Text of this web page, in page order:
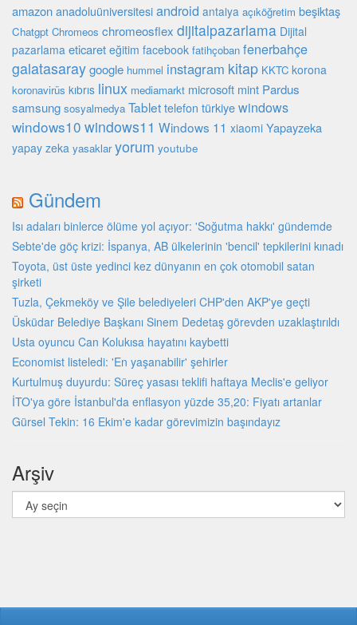
amazonanadoluüniversitesiandroid antalya açıköğretim beşiktaş
Chatgpt Chromeos chromeosflex dijitalpazarlama Dijital
pazarlama eticaret eğitim facebook fatihçoban fenerbahçe
galatasaraygoogle hummel instagram kitap KKTC korona
koronavirüs kıbrıs linux mediamarkt microsoft mint Pardus
samsung sosyalmedya Tablet telefon türkiyewindows
windows10 windows11 Windows 11 xiaomi Yapayzeka
yapay zeka yasaklar yorum youtube
Gündem
Isı adaları binlerce ölüme yol açıyor: 'Soğutma hakkı' gündemde
Sebte'de göç krizi: İspanya, AB ülkelerinin 'bencil' tepkilerini kınadı
Toyota, üst üste yedinci kez dünyanın en çok otomobil satan
şirketi
Tuzla, Çekmeköy ve Şile belediyeleri CHP'den AKP'ye geçti
Üsküdar Belediye Başkanı Sinem Dedetaş görevden uzaklaştırıldı
Usta oyuncu Can Kolukısa hayatını kaybetti
Economist listeledi: 'En yaşanabilir' şehirler
Kurtulmuş duyurdu: Süreç yasası teklifi haftaya Meclis'e geliyor
İTO'ya göre İstanbul'da enflasyon yüzde 35,20: Fiyatı artanlar
Gürsel Tekin: 16 Ekim'e kadar görevimizin başındayız
Arşiv
Arşiv